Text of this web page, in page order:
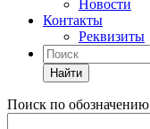
Новости
Контакты
Реквизиты
Найти
Поиск по обозначению